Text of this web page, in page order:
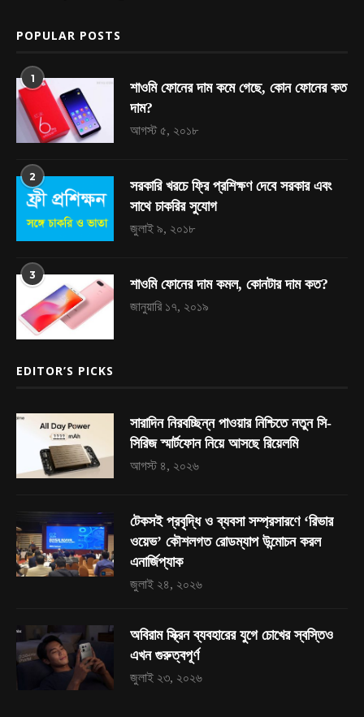
POPULAR POSTS
1
শাওমি ফোনের দাম কমে গেছে, কোন ফোনের কত
দাম?
আগস্ট ৫, ২০১৮
2
সরকারি খরচে ফ্রি প্রশিক্ষণ দেবে সরকার এবং
সাথে চাকরির সুযোগ
জুলাই ৯, ২০১৮
3
শাওমি ফোনের দাম কমল, কোনটার দাম কত?
জানুয়ারি ১৭, ২০১৯
EDITOR’S PICKS
সারাদিন নিরবচ্ছিন্ন পাওয়ার নিশ্চিতে নতুন সি-
সিরিজ স্মার্টফোন নিয়ে আসছে রিয়েলমি
আগস্ট ৪, ২০২৬
টেকসই প্রবৃদ্ধি ও ব্যবসা সম্প্রসারণে ‘রিভার
ওয়েভ’ কৌশলগত রোডম্যাপ উন্মোচন করল
এনার্জিপ্যাক
জুলাই ২৪, ২০২৬
অবিরাম স্ক্রিন ব্যবহারের যুগে চোখের স্বস্তিও
এখন গুরুত্বপূর্ণ
জুলাই ২৩, ২০২৬